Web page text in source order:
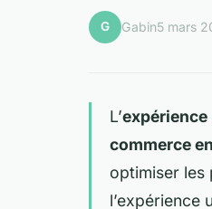
G Gabin5 mars
L’
commerce
optimiser les
l’expérience